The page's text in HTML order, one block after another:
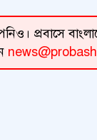
প্রবাসে